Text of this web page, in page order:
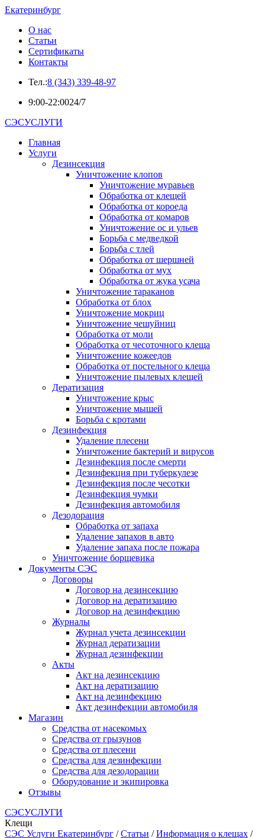
Екатеринбург
О нас
Статьи
Сертификаты
Контакты
Тел.:8 (343) 339-48-97
9:00-22:0024/7
СЭСУСЛУГИ
Главная
Услуги
Дезинсекция
Уничтожение клопов
Уничтожение муравьев
Обработка от клещей
Обработка от короеда
Обработка от комаров
Уничтожение ос и ульев
Борьба с медведкой
Борьба с тлей
Обработка от шершней
Обработка от мух
Обработка от жука усача
Уничтожение тараканов
Обработка от блох
Уничтожение мокриц
Уничтожение чешуйниц
Обработка от моли
Обработка от чесоточного клеща
Уничтожение кожеедов
Обработка от постельного клеща
Уничтожение пылевых клещей
Дератизация
Уничтожение крыс
Уничтожение мышей
Борьба с кротами
Дезинфекция
Удаление плесени
Уничтожение бактерий и вирусов
Дезинфекция после смерти
Дезинфекция при туберкулезе
Дезинфекция после чесотки
Дезинфекция чумки
Дезинфекция автомобиля
Дезодорация
Обработка от запаха
Удаление запахов в авто
Удаление запаха после пожара
Уничтожение борщевика
Документы СЭС
Договоры
Договор на дезинсекцию
Договор на дератизацию
Договор на дезинфекцию
Журналы
Журнал учета дезинсекции
Журнал дератизации
Журнал дезинфекции
Акты
Акт на дезинсекцию
Акт на дератизацию
Акт на дезинфекцию
Акт дезинфекции автомобиля
Магазин
Средства от насекомых
Средства от грызунов
Средства от плесени
Средства для дезинфекции
Средства для дезодорации
Оборудование и экипировка
Отзывы
СЭСУСЛУГИ
Клещи
СЭС Услуги Екатеринбург /Статьи /Информация о клещах /